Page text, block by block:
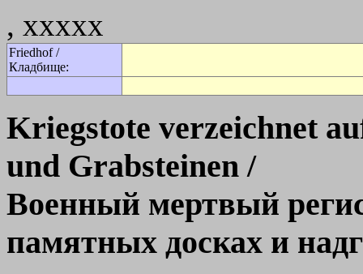
, xxxxx
Friedhof /
Кладбище:
Kriegstote verzeichnet
und Grabsteinen /
Военный мертвый
памятных досках и